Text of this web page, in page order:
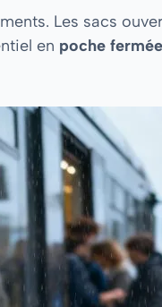
Les sacs
en poche